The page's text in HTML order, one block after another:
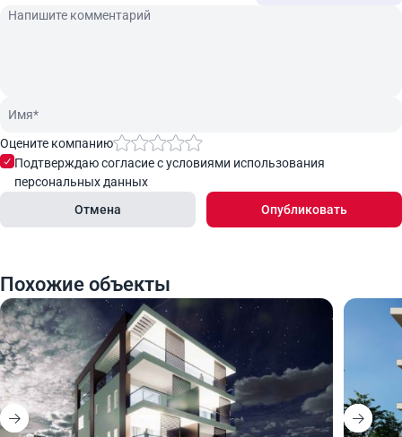
Оцените компанию
Подтверждаю согласие с условиями использования
персональных данных
Отмена
Опубликовать
Похожие объекты